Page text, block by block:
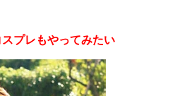
プレもやってみたい